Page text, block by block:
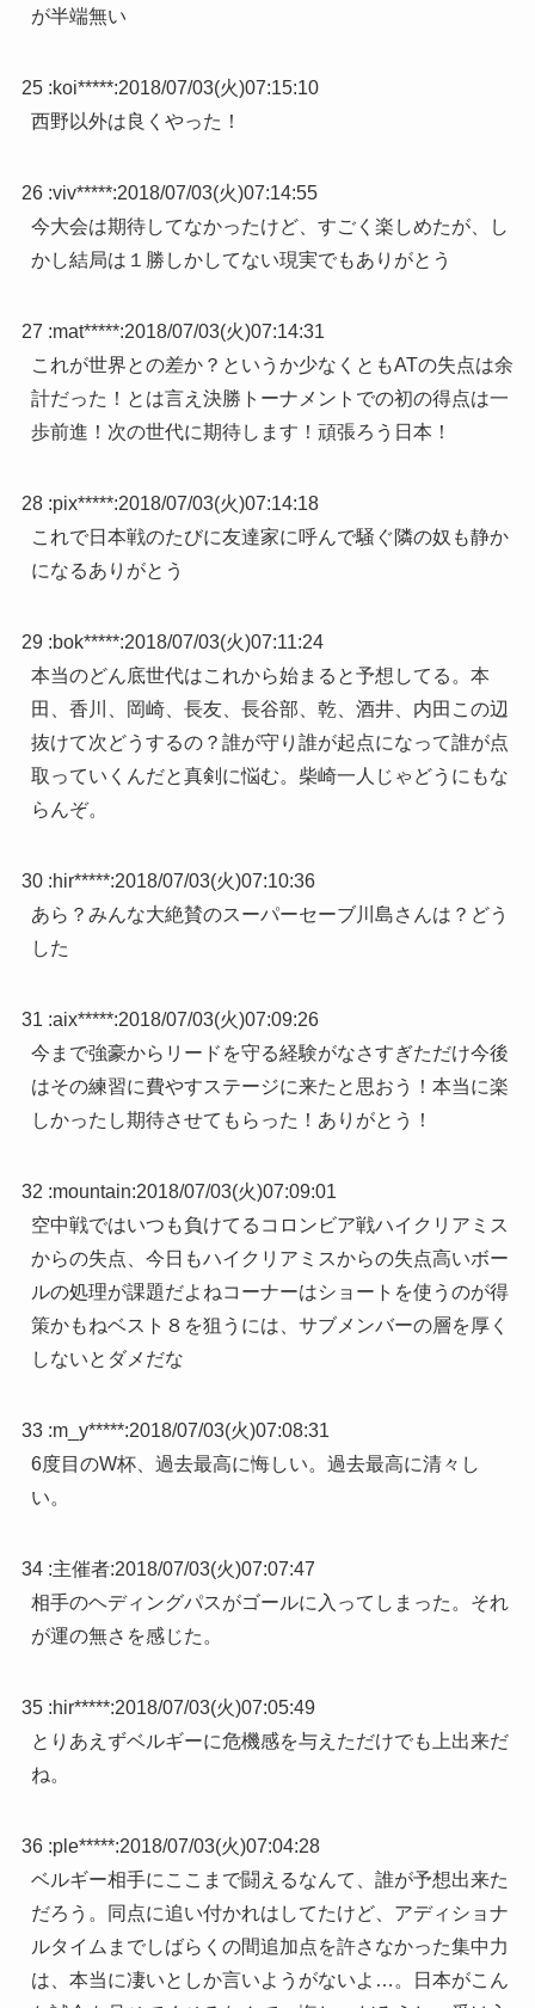
が半端無い
25 :koi*****:2018/07/03(火)07:15:10
西野以外は良くやった！
26 :viv*****:2018/07/03(火)07:14:55
今大会は期待してなかったけど、すごく楽しめたが、し
かし結局は１勝しかしてない現実でもありがとう
27 :mat*****:2018/07/03(火)07:14:31
これが世界との差か？というか少なくともATの失点は余
計だった！とは言え決勝トーナメントでの初の得点は一
歩前進！次の世代に期待します！頑張ろう日本！
28 :pix*****:2018/07/03(火)07:14:18
これで日本戦のたびに友達家に呼んで騒ぐ隣の奴も静か
になるありがとう
29 :bok*****:2018/07/03(火)07:11:24
本当のどん底世代はこれから始まると予想してる。本
田、香川、岡崎、長友、長谷部、乾、酒井、内田この辺
抜けて次どうするの？誰が守り誰が起点になって誰が点
取っていくんだと真剣に悩む。柴崎一人じゃどうにもな
らんぞ。
30 :hir*****:2018/07/03(火)07:10:36
あら？みんな大絶賛のスーパーセーブ川島さんは？どう
した
31 :aix*****:2018/07/03(火)07:09:26
今まで強豪からリードを守る経験がなさすぎただけ今後
はその練習に費やすステージに来たと思おう！本当に楽
しかったし期待させてもらった！ありがとう！
32 :mountain:2018/07/03(火)07:09:01
空中戦ではいつも負けてるコロンビア戦ハイクリアミス
からの失点、今日もハイクリアミスからの失点高いボー
ルの処理が課題だよねコーナーはショートを使うのが得
策かもねベスト８を狙うには、サブメンバーの層を厚く
しないとダメだな
33 :m_y*****:2018/07/03(火)07:08:31
6度目のW杯、過去最高に悔しい。過去最高に清々し
い。
34 :主催者:2018/07/03(火)07:07:47
相手のヘディングパスがゴールに入ってしまった。それ
が運の無さを感じた。
35 :hir*****:2018/07/03(火)07:05:49
とりあえずベルギーに危機感を与えただけでも上出来だ
ね。
36 :ple*****:2018/07/03(火)07:04:28
ベルギー相手にここまで闘えるなんて、誰が予想出来た
だろう。同点に追い付かれはしてたけど、アディショナ
ルタイムまでしばらくの間追加点を許さなかった集中力
は、本当に凄いとしか言いようがないよ…。日本がこん